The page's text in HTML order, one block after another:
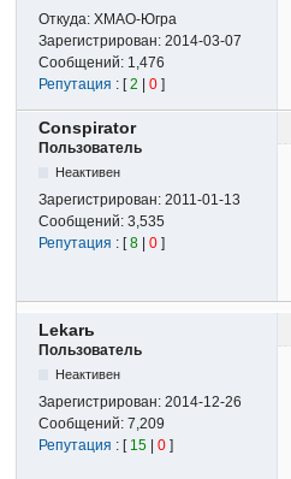
Откуда:ХМАО-Югра
Зарегистрирован:2014-03-07
Сообщений: 1,476
Репутация : [2 |0 ]
Conspirator
Пользователь
Неактивен
Зарегистрирован:2011-01-13
Сообщений:3,535
Репутация : [8 |0 ]
Lekarь
Пользователь
Неактивен
Зарегистрирован:2014-12-26
Сообщений:7,209
Репутация : [ 15 |0 ]